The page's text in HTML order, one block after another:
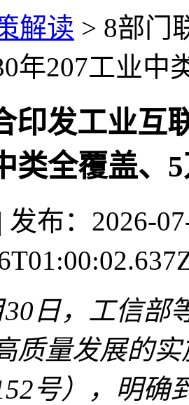
解读 > 8部门
年207工业中
印发工业互
类全覆盖、
| 发布：2026-
30日，工信部
质量发展的
号），明